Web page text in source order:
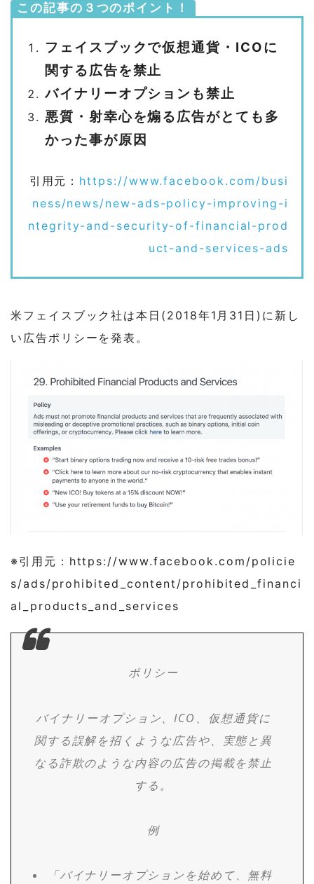
この記事の３つのポイント！
フェイスブックで仮想通貨・ICOに
関する広告を禁止
バイナリーオプションも禁止
悪質・射幸心を煽る広告がとても多
かった事が原因
引用元： https://www.facebook.com/busi
ness/news/new-ads-policy-improving-i
ntegrity-and-security-of-financial-prod
uct-and-services-ads
米フェイスブック社は本日(2018年1月31日)に新し
い広告ポリシーを発表。
※引用元：https://www.facebook.com/policie
s/ads/prohibited_content/prohibited_financi
al_products_and_services
ポリシー
バイナリーオプション、ICO、仮想通貨に
関する誤解を招くような広告や、実態と異
なる詐欺のような内容の広告の掲載を禁止
する。
例
「バイナリーオプションを始めて、無料